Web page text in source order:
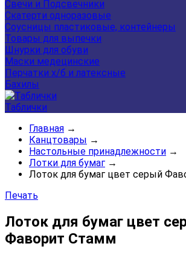
Свечи и Подсвечники
Скатерти одноразовые
Соусницы пластиковые, контейнеры
Товары для выпечки
Шнурки для обуви
Маски медецинские
Перчатки х/б и латексные
Бахилы
Таблички
Главная →
Канцтовары →
Настольные принадлежности →
Лотки для бумаг →
Лоток для бумаг цвет серый
Печать
Лоток для бумаг цвет
Фаворит Стамм